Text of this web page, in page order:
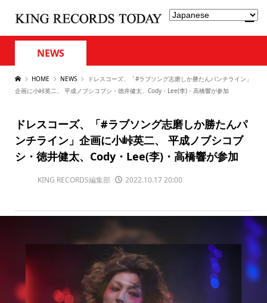
NEWS
HOME NEWS
ドレスコーズ、「#ラブソング志磨しか勝たんパンチライン」
企画に小峠英二、 平成ノブシコブシ・徳井健太、Cody・Lee(李)・高橋響が参加
ドレスコーズ、「#ラブソング志磨しか勝たんパ
ンチライン」企画に小峠英二、 平成ノブシコブ
シ・徳井健太、Cody・Lee(李)・高橋響が参加
KING RECORDS編集部 2022.10.17 20:00